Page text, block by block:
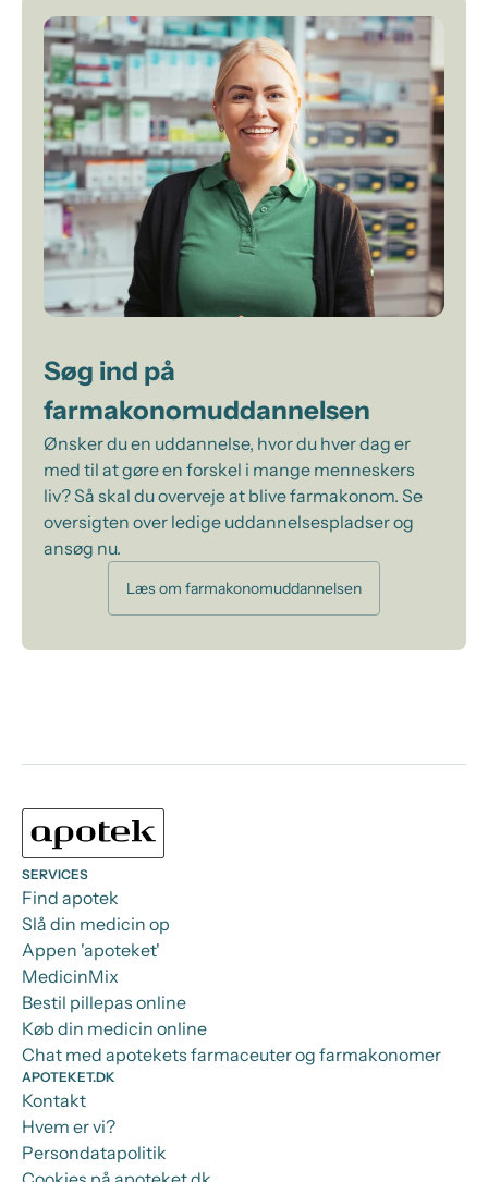
Søg ind på
farmakonomuddannelsen
Ønsker du en uddannelse, hvor du hver dag er
med til at gøre en forskel i mange menneskers
liv? Så skal du overveje at blive farmakonom. Se
oversigten over ledige uddannelsespladser og
ansøg nu.
Læs om farmakonomuddannelsen
SERVICES
Find apotek
Slå din medicin op
Appen 'apoteket'
MedicinMix
Bestil pillepas online
Køb din medicin online
Chat med apotekets farmaceuter og farmakonomer
APOTEKET.DK
Kontakt
Hvem er vi?
Persondatapolitik